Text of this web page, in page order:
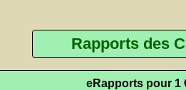
Rapports des
eRapports pour 1